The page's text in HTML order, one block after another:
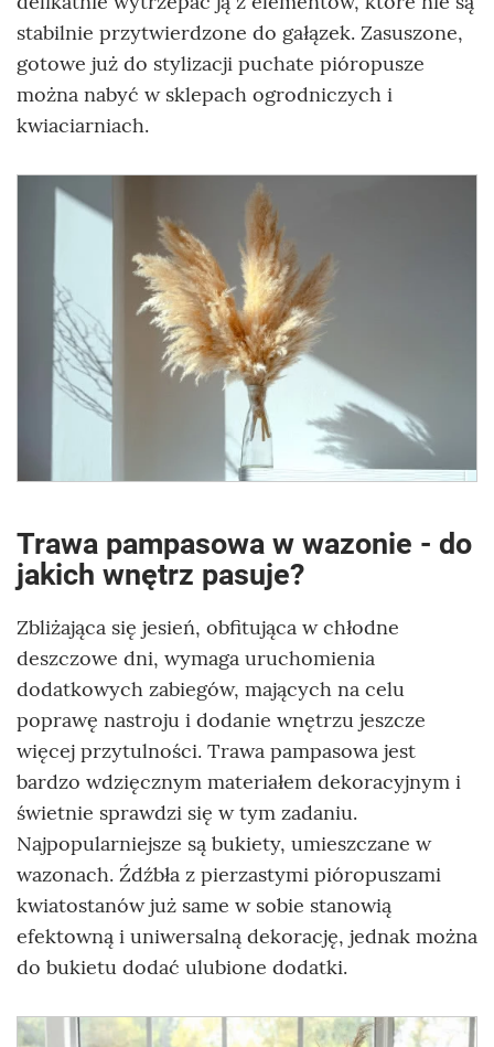
stabilnie przytwierdzone do gałązek. Zasuszone,
gotowe już do stylizacji puchate pióropusze
można nabyć w sklepach ogrodniczych i
kwiaciarniach.
Trawa pampasowa w wazonie - do
jakich wnętrz pasuje?
Zbliżająca się jesień, obfitująca w chłodne
deszczowe dni, wymaga uruchomienia
dodatkowych zabiegów, mających na celu
poprawę nastroju i dodanie wnętrzu jeszcze
więcej przytulności. Trawa pampasowa jest
bardzo wdzięcznym materiałem dekoracyjnym i
świetnie sprawdzi się w tym zadaniu.
Najpopularniejsze są bukiety, umieszczane w
wazonach. Źdźbła z pierzastymi pióropuszami
kwiatostanów już same w sobie stanowią
efektowną i uniwersalną dekorację, jednak można
do bukietu dodać ulubione dodatki.